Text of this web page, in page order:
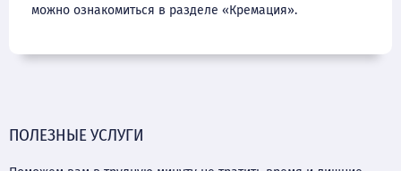
можно ознакомиться в разделе «Кремация».
ПОЛЕЗНЫЕ УСЛУГИ